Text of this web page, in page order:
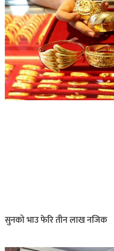
सुनको भाउ फेरि तीन लाख नजिक